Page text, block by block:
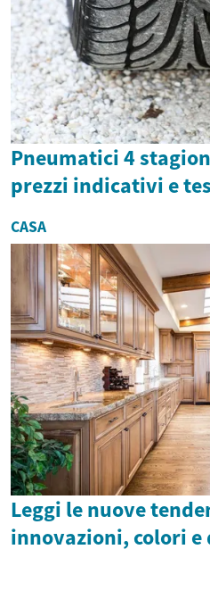
Pneumatici 4
prezzi indicativi e
CASA
Leggi le nuove
innovazioni, colori e